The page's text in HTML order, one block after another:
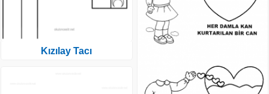
Kızılay Tacı